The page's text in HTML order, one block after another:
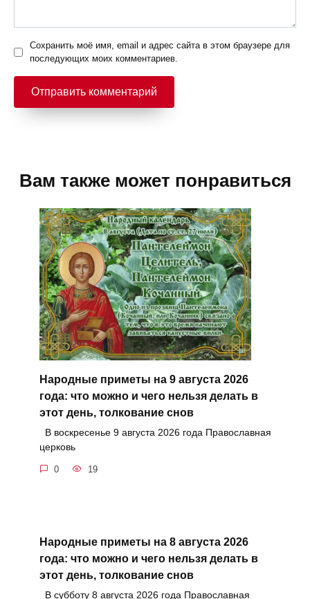
Сохранить моё имя, email и адрес сайта в этом браузере для
последующих моих комментариев.
Вам также может понравиться
Народные приметы на 9 августа 2026
года: что можно и чего нельзя делать в
этот день, толкование снов
В воскресенье 9 августа 2026 года Православная
церковь
0 19
Народные приметы на 8 августа 2026
года: что можно и чего нельзя делать в
этот день, толкование снов
В субботу 8 августа 2026 года Православная